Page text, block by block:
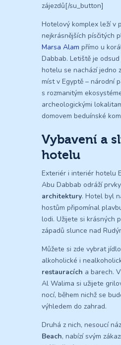
zájezdů[/su_button]
Hotelový komplex leží v
nejkrásnějších písčitých
Marsa Alam přímo u
Dabbab. Letiště je odsud
hotelu se nachází jedno
míst v Egyptě – národní
s rozmanitým
archeologickými
domovem beduínské
Vybavení a
hotelu
Exteriér i interiér hotelu
Abu Dabbab odráží prvky
architektury. Hotel byl
hostům připomínal
lodi. Užijete si krásných
západů slunce nad
Můžete si zde vybrat
alkoholické i
restauracích a barech.
Al Walima si užijete
nocí, během nichž se
výhledem do zahrad.
Druhá z nich, nesoucí
Beach, nabízí svým